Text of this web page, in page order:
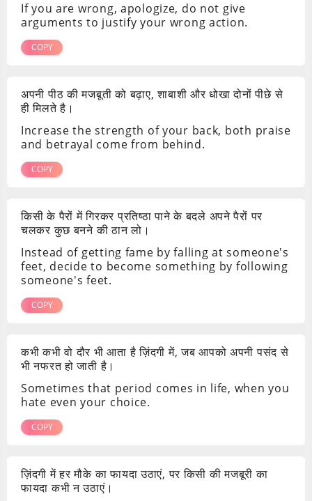
If you are wrong, apologize, do not give
arguments to justify your wrong action.
COPY
अपनी पीठ की मजबूती को बढ़ाए, शाबाशी और धोखा दोनों पीछे से
ही मिलते है।
Increase the strength of your back, both praise
and betrayal come from behind.
COPY
किसी के पैरों में गिरकर प्रतिष्ठा पाने के बदले अपने पैरों पर
चलकर कुछ बनने की ठान लो।
Instead of getting fame by falling at someone's
feet, decide to become something by following
someone's feet.
COPY
कभी कभी वो दौर भी आता है ज़िंदगी में, जब आपको अपनी पसंद से
भी नफरत हो जाती है।
Sometimes that period comes in life, when you
hate even your choice.
COPY
ज़िंदगी में हर मौके का फायदा उठाएं, पर किसी की मजबूरी का
फायदा कभी न उठाएं।